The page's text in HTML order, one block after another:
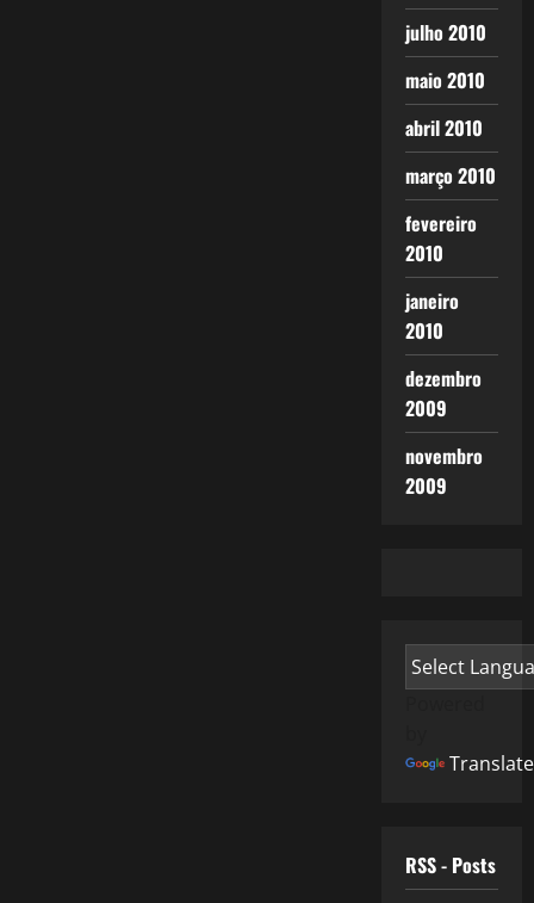
julho 2010
maio 2010
abril 2010
março 2010
fevereiro
2010
janeiro
2010
dezembro
2009
novembro
2009
Translate
RSS - Posts